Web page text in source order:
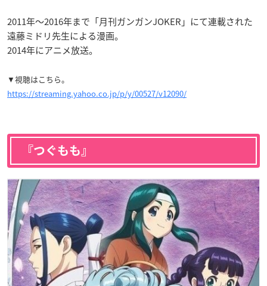
2011年〜2016年まで「月刊ガンガンJOKER」にて連載された
遠藤ミドリ先生による漫画。
2014年にアニメ放送。
▼視聴はこちら。
https://streaming.yahoo.co.jp/p/y/00527/v12090/
『つぐもも』